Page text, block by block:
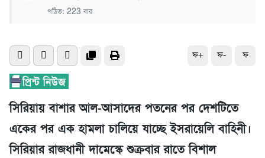
পঠিত: 223 বার
ফ+ ফ- ফ
সিরিয়ায় বাশার আল-আসাদের পতনের পর দেশটিতে
একের পর এক হামলা চালিয়ে যাচ্ছে ইসরায়েলি বাহিনী।
সিরিয়ার রাজধানী দামেস্কে শুক্রবার রাতে বিশাল